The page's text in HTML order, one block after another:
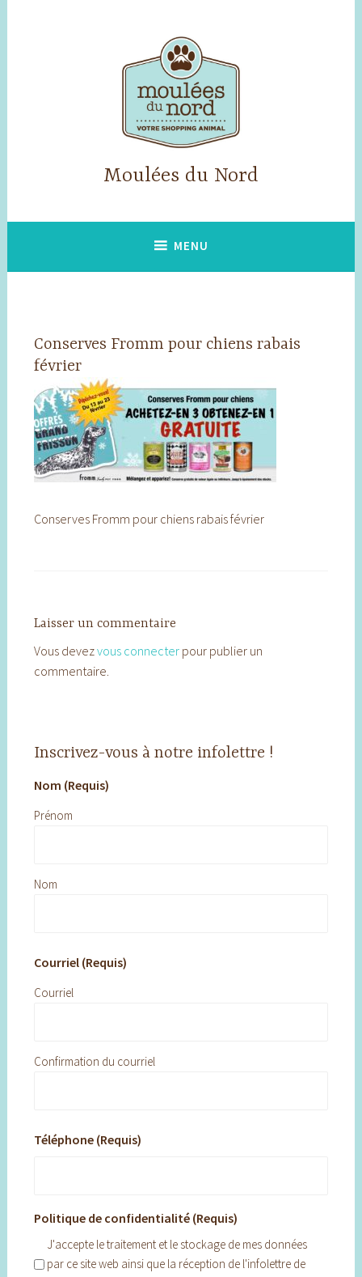
Moulées du Nord
MENU
Conserves Fromm pour chiens rabais
février
Conserves Fromm pour chiens rabais février
Laisser un commentaire
Vous devezvous connecterpour publier un
commentaire.
Inscrivez-vous à notre infolettre !
Nom (Requis)
Prénom
Nom
Courriel (Requis)
Courriel
Confirmation du courriel
Téléphone (Requis)
Politique de confidentialité (Requis)
J'accepte le traitement et le stockage de mes données
par ce site web ainsi que la réception de l'infolettre de